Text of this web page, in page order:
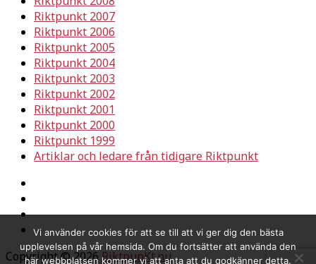
Riktpunkt 2007
Riktpunkt 2006
Riktpunkt 2005
Riktpunkt 2004
Riktpunkt 2003
Riktpunkt 2002
Riktpunkt 2001
Riktpunkt 2000
Riktpunkt 1999
Artiklar och ledare från tidigare Riktpunkt
Copyright © 2026 RiktpunKt.nu
Vi använder cookies för att se till att vi ger dig den bästa
upplevelsen på vår hemsida. Om du fortsätter att använda den
här webbplatsen kommer vi att anta att du godkänner detta.